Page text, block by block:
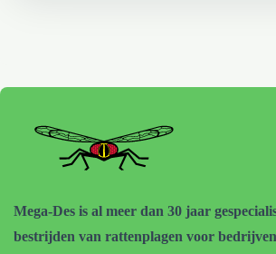
Mega-Des is al meer dan 30 jaar
bestrijden van rattenplagen voor